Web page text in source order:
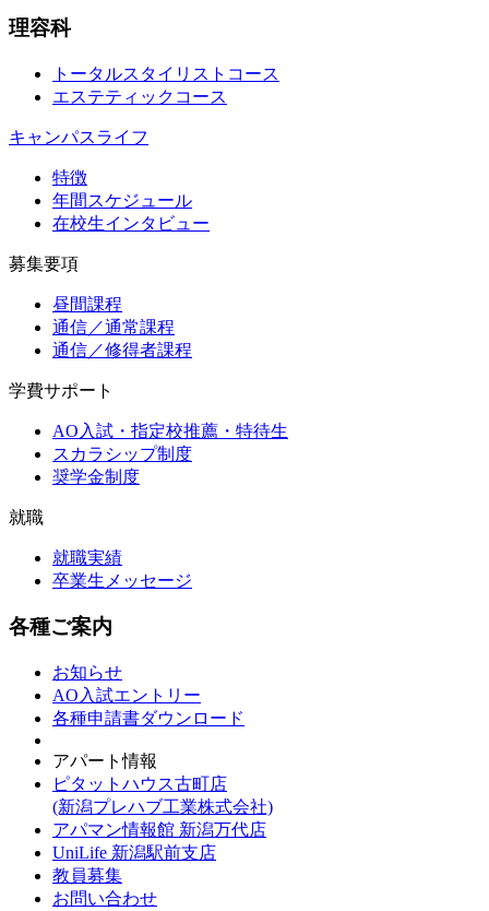
理容科
トータルスタイリストコース
エステティックコース
キャンパスライフ
特徴
年間スケジュール
在校生インタビュー
募集要項
昼間課程
通信／通常課程
通信／修得者課程
学費サポート
AO入試・指定校推薦・特待生
スカラシップ制度
奨学金制度
就職
就職実績
卒業生メッセージ
各種ご案内
お知らせ
AO入試エントリー
各種申請書ダウンロード
アパート情報
ピタットハウス古町店
(新潟プレハブ工業株式会社)
アパマン情報館 新潟万代店
UniLife 新潟駅前支店
教員募集
お問い合わせ